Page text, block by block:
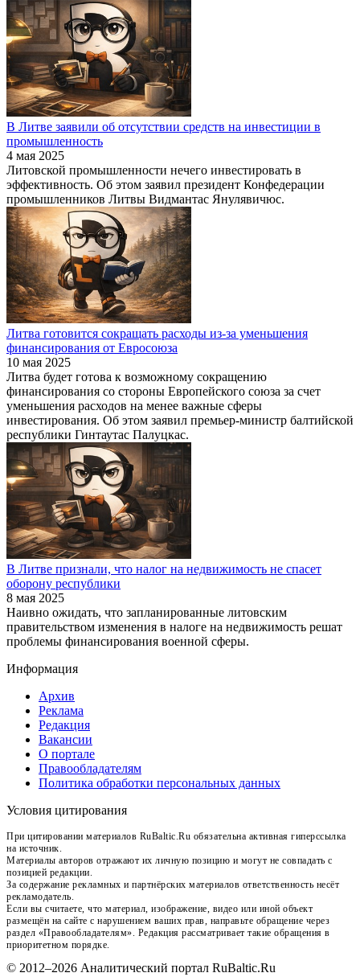
В Литве заявили об отсутствии средств на инвестиции в
промышленность
4 мая 2025
Литовской промышленности нечего инвестировать в
эффективность. Об этом заявил президент Конфедерации
промышленников Литвы Видмантас Янулявичюс.
Литва готовится сокращать расходы из-за уменьшения
финансирования от Евросоюза
10 мая 2025
Литва будет готова к возможному сокращению
финансирования со стороны Европейского союза за счет
уменьшения расходов на менее важные сферы
инвестирования. Об этом заявил премьер-министр балтийской
республики Гинтаутас Палуцкас.
В Литве признали, что налог на недвижимость не спасет
оборону республики
8 мая 2025
Наивно ожидать, что запланированные литовским
правительством изменения в налоге на недвижимость решат
проблемы финансирования военной сферы.
Информация
Архив
Реклама
Редакция
Вакансии
О портале
Правообладателям
Политика обработки персональных данных
Условия цитирования
При цитировании материалов RuBaltic.Ru обязательна активная гиперссылка
на источник.
Материалы авторов отражают их личную позицию и могут не совпадать с
позицией редакции.
За содержание рекламных и партнёрских материалов ответственность несёт
рекламодатель.
Если вы считаете, что материал, изображение, видео или иной объект
размещён на сайте с нарушением ваших прав, направьте обращение через
раздел «Правообладателям». Редакция рассматривает такие обращения в
приоритетном порядке.
© 2012–2026 Аналитический портал RuBaltic.Ru